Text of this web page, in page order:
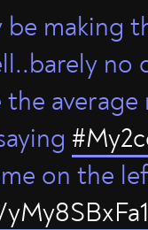
be making
average
on the